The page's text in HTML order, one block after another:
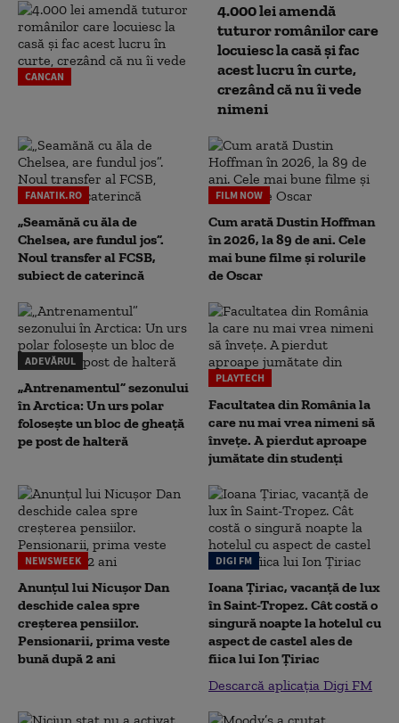
CANCAN
4.000 lei amendă
tuturor românilor care
locuiesc la casă și fac
acest lucru în curte,
crezând că nu îi vede
nimeni
FANATIK.RO
„Seamănă cu ăla de
Chelsea, are fundul jos”.
Noul transfer al FCSB,
subiect de caterincă
FILM NOW
Cum arată Dustin Hoffman
în 2026, la 89 de ani. Cele
mai bune filme și rolurile
de Oscar
ADEVĂRUL
„Antrenamentul” sezonului
în Arctica: Un urs polar
folosește un bloc de gheață
pe post de halteră
PLAYTECH
Facultatea din România la
care nu mai vrea nimeni să
înveţe. A pierdut aproape
jumătate din studenţi
NEWSWEEK
Anunțul lui Nicușor Dan
deschide calea spre
creșterea pensiilor.
Pensionarii, prima veste
bună după 2 ani
DIGI FM
Ioana Țiriac, vacanță de lux
în Saint-Tropez. Cât costă o
singură noapte la hotelul cu
aspect de castel ales de
fiica lui Ion Țiriac
Descarcă aplicația Digi FM